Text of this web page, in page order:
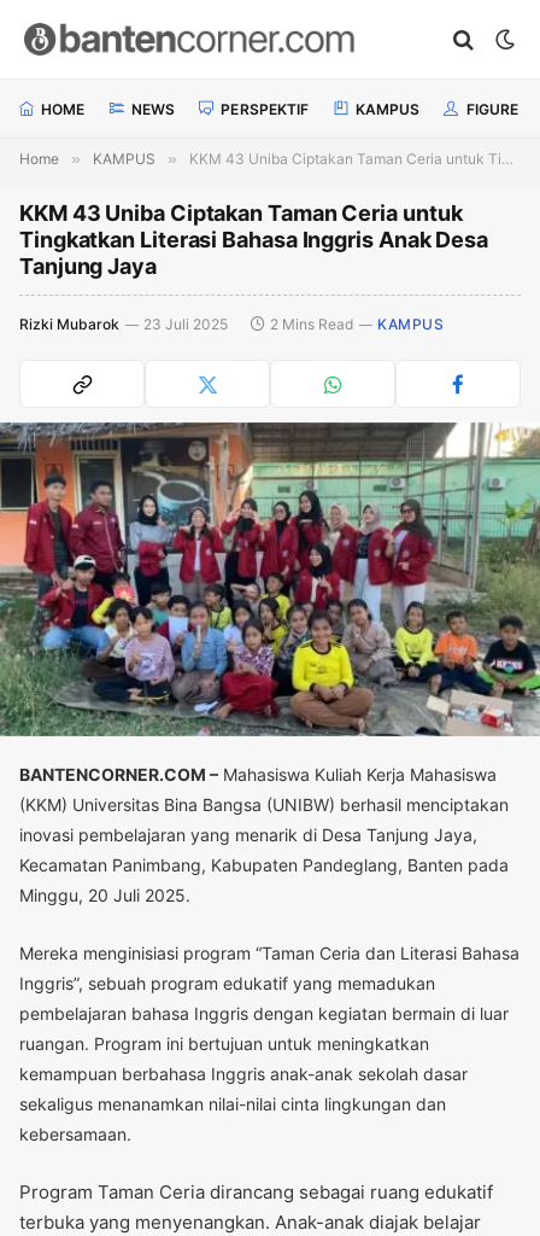
HOME NEWS PERSPEKTIF KAMPUS FIGURE
Home » KAMPUS » KKM 43 Uniba Ciptakan Taman Ceria untuk Tingkatkan Literasi Bahasa Inggris Anak Desa Tanjung Jaya
KKM 43 Uniba Ciptakan Taman Ceria untuk
Tingkatkan Literasi Bahasa Inggris Anak Desa
Tanjung Jaya
Rizki Mubarok 23 Juli 2025 2 Mins Read KAMPUS
BANTENCORNER.COM – Mahasiswa Kuliah Kerja Mahasiswa
(KKM) Universitas Bina Bangsa (UNIBW) berhasil menciptakan
inovasi pembelajaran yang menarik di Desa Tanjung Jaya,
Kecamatan Panimbang, Kabupaten Pandeglang, Banten pada
Minggu, 20 Juli 2025.
Mereka menginisiasi program “Taman Ceria dan Literasi Bahasa
Inggris”, sebuah program edukatif yang memadukan
pembelajaran bahasa Inggris dengan kegiatan bermain di luar
ruangan. Program ini bertujuan untuk meningkatkan
kemampuan berbahasa Inggris anak-anak sekolah dasar
sekaligus menanamkan nilai-nilai cinta lingkungan dan
kebersamaan.
Program Taman Ceria dirancang sebagai ruang edukatif
terbuka yang menyenangkan. Anak-anak diajak belajar